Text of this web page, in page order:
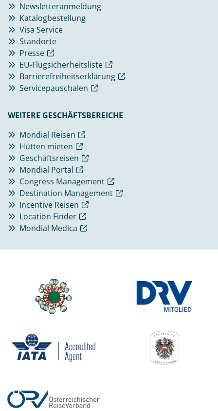
Newsletteranmeldung
Katalogbestellung
Visa Service
Standorte
Presse
EU-Flugsicherheitsliste
Barrierefreiheitserklärung
Servicepauschalen
WEITERE GESCHÄFTSBEREICHE
Mondial Reisen
Hütten mieten
Geschäftsreisen
Mondial Portal
Congress Management
Destination Management
Incentive Reisen
Location Finder
Mondial Medica